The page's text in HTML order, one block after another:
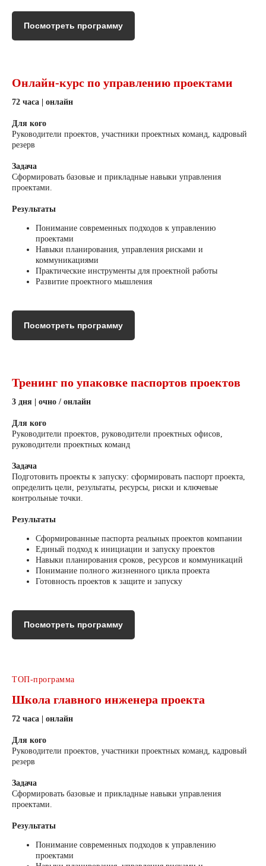
Посмотреть программу
Онлайн-курс по управлению проектами
72 часа | онлайн
Для кого
Руководители проектов, участники проектных команд, кадровый
резерв
Задача
Сформировать базовые и прикладные навыки управления
проектами.
Результаты
Понимание современных подходов к управлению
проектами
Навыки планирования, управления рисками и
коммуникациями
Практические инструменты для проектной работы
Развитие проектного мышления
Посмотреть программу
Тренинг по упаковке паспортов проектов
3 дня | очно / онлайн
Для кого
Руководители проектов, руководители проектных офисов,
руководители проектных команд
Задача
Подготовить проекты к запуску: сформировать паспорт проекта,
определить цели, результаты, ресурсы, риски и ключевые
контрольные точки.
Результаты
Сформированные паспорта реальных проектов компании
Единый подход к инициации и запуску проектов
Навыки планирования сроков, ресурсов и коммуникаций
Понимание полного жизненного цикла проекта
Готовность проектов к защите и запуску
Посмотреть программу
ТОП-программа
Школа главного инженера проекта
72 часа | онлайн
Для кого
Руководители проектов, участники проектных команд, кадровый
резерв
Задача
Сформировать базовые и прикладные навыки управления
проектами.
Результаты
Понимание современных подходов к управлению
проектами